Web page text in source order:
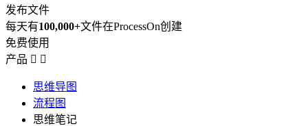
发布文件
每天有100,000+文件在ProcessOn创建
免费使用
产品  
思维导图
流程图
思维笔记